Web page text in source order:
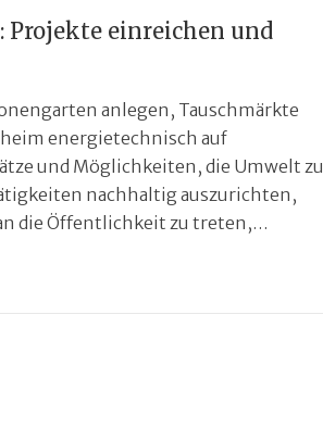
Projekte einreichen und
anlegen, Tauschmärkte
energietechnisch auf
und Möglichkeiten, die Umwelt zu
nachhaltig auszurichten,
die Öffentlichkeit zu treten,…